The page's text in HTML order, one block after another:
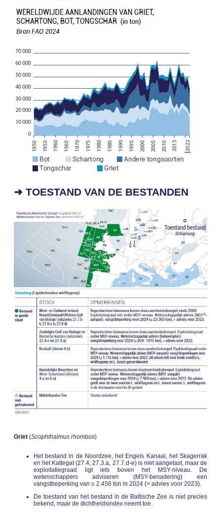
➜ TOESTAND VAN DE BESTANDEN
Griet (Scophthalmus rhombus)
Het bestand in de Noordzee, het Engels Kanaal, het Skagerrak
en het Kattegat (27.4, 27.3.a, 27.7.d-e) is niet aangetast, maar de
exploitatiegraad ligt iets boven het MSY-niveau. De
wetenschappers adviseren (MSY-benadering) een
vangstbeperking van ≤ 2.456 ton in 2024 (> advies voor 2023).
De toestand van het bestand in de Baltische Zee is niet precies
bekend, maar de dichtheidsindex neemt toe.